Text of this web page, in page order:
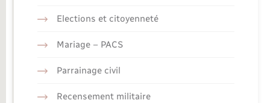
Elections et citoyenneté
Mariage – PACS
Parrainage civil
Recensement militaire